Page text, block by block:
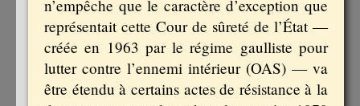
n’empêche que le caractère d’exception que
représentait cette Cour de sûreté de l’État —
créée en 1963 par le régime gaulliste pour
lutter contre l’ennemi intérieur (OAS) — va
être étendu à certains actes de résistance à la